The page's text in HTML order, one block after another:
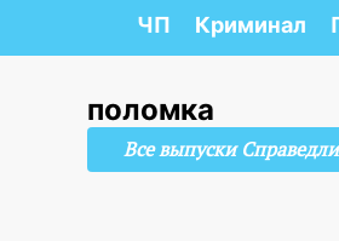
ЧП Криминал
поломка
Все выпуски